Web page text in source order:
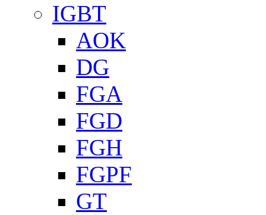
IGBT
AOK
DG
FGA
FGD
FGH
FGPF
GT